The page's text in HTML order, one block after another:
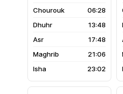
06:28
13:48
17:48
21:06
23:02